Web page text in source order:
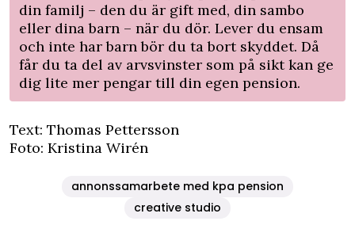
din familj – den du är gift med, din sambo
eller dina barn – när du dör. Lever du ensam
och inte har barn bör du ta bort skyddet. Då
får du ta del av arvsvinster som på sikt kan ge
dig lite mer pengar till din egen pension.
Text: Thomas Pettersson
Foto: Kristina Wirén
annonssamarbete med kpa pension
creative studio